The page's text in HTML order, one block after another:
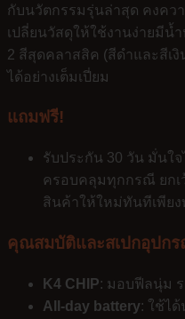
กับนวัตกรรมรุ่นล่าสุด คงคว
เปลี่ยนวัสดุให้ใช้งานง่ายมีน้
2 สีสุดคลาสสิค (สีดำและสีเ
ได้อย่างเต็มเปี่ยม
แถมฟรี!
รับประกัน 30 วัน มั่นใ
ครอบคลุมทุกกรณี ยกเ
สินค้าให้ใหม่ทันทีเพีย
คุณสมบัติและสเปกอุปก
K4 CHIP: มอบฟีลนุ่ม
All-day battery: ใช้ไ